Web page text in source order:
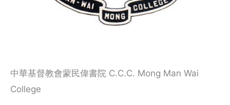
中華基督教會蒙民偉書院 C.C.C. Mong Man Wai
College